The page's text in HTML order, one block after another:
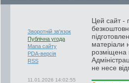
Зворотній зв'язок
Публічна угода
Мапа сайту
PDA-версія
RSS
11.01.2026 14:02:55
Цей сайт -
матеріали
розміщена
не несе